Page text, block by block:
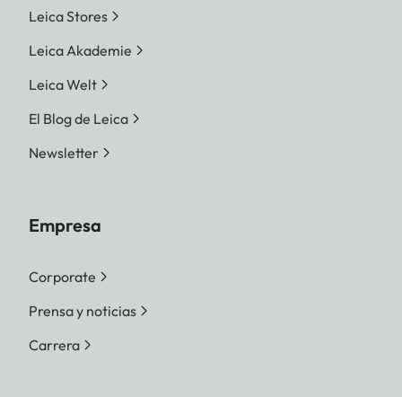
Leica Stores
Leica Akademie
Leica Welt
El Blog de Leica
Newsletter
Empresa
Corporate
Prensa y noticias
Carrera